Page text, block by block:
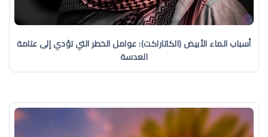
أسباب الماء الأبيض (الكاتاراكت): عوامل الخطر التي تؤدي إلى عتامة
العدسة